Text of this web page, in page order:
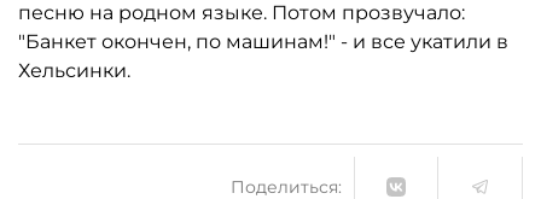
песню на родном языке. Потом прозвучало:
"Банкет окончен, по машинам!" - и все укатили в
Хельсинки.
Поделиться: